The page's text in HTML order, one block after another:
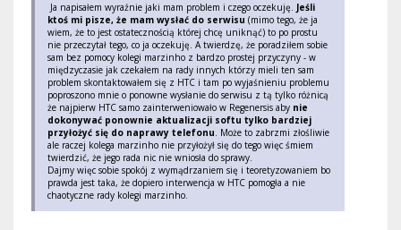
Ja napisałem wyraźnie jaki mam problem i czego oczekuję. Jeśli
ktoś mi pisze, że mam wysłać do serwisu (mimo tego, że ja
wiem, że to jest ostatecznością której chcę uniknąć) to po prostu
nie przeczytał tego, co ja oczekuję. A twierdzę, że poradziłem sobie
sam bez pomocy kolegi marzinho z bardzo prostej przyczyny - w
międzyczasie jak czekałem na rady innych którzy mieli ten sam
problem skontaktowałem się z HTC i tam po wyjaśnieniu problemu
poproszono mnie o ponowne wysłanie do serwisu z tą tylko różnicą
że najpierw HTC samo zainterweniowało w Regenersis aby nie
dokonywać ponownie aktualizacji softu tylko bardziej
przyłożyć się do naprawy telefonu. Może to zabrzmi złośliwie
ale raczej kolega marzinho nie przyłożył się do tego więc śmiem
twierdzić, że jego rada nic nie wniosła do sprawy.
Dajmy więc sobie spokój z wymądrzaniem się i teoretyzowaniem bo
prawda jest taka, że dopiero interwencja w HTC pomogła a nie
chaotyczne rady kolegi marzinho.